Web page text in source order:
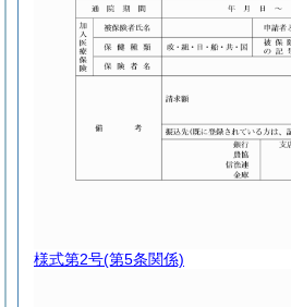
様式第2号(第5条関係)